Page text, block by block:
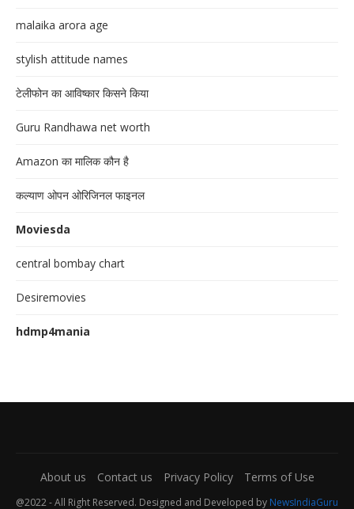
malaika arora age
stylish attitude names
टेलीफोन का आविष्कार किसने किया
Guru Randhawa net worth
Amazon का मालिक कौन है
कल्याण ओपन ओरिजिनल फाइनल
Moviesda
central bombay chart
Desiremovies
hdmp4mania
About us Contact us Privacy Policy Terms of Use
@2022 - All Right Reserved. Designed and Developed by NewsIndiaGuru